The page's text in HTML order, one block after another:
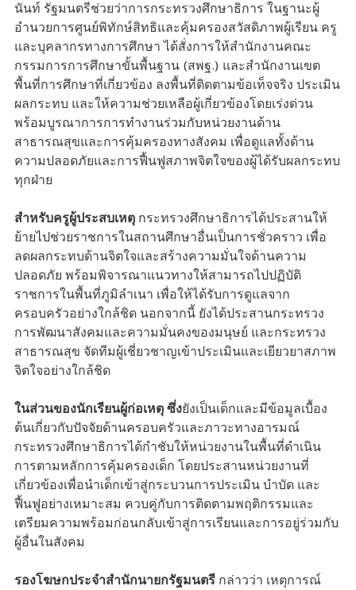
นันท์ รัฐมนตรีช่วยว่าการกระทรวงศึกษาธิการ ในฐานะผู้
อำนวยการศูนย์พิทักษ์สิทธิและคุ้มครองสวัสดิภาพผู้เรียน ครู
และบุคลากรทางการศึกษา ได้สั่งการให้สำนักงานคณะ
กรรมการการศึกษาขั้นพื้นฐาน (สพฐ.) และสำนักงานเขต
พื้นที่การศึกษาที่เกี่ยวข้อง ลงพื้นที่ติดตามข้อเท็จจริง ประเมิน
ผลกระทบ และให้ความช่วยเหลือผู้เกี่ยวข้องโดยเร่งด่วน
พร้อมบูรณาการการทำงานร่วมกับหน่วยงานด้าน
สาธารณสุขและการคุ้มครองทางสังคม เพื่อดูแลทั้งด้าน
ความปลอดภัยและการฟื้นฟูสภาพจิตใจของผู้ได้รับผลกระทบ
ทุกฝ่าย
สำหรับครูผู้ประสบเหตุ กระทรวงศึกษาธิการได้ประสานให้
ย้ายไปช่วยราชการในสถานศึกษาอื่นเป็นการชั่วคราว เพื่อ
ลดผลกระทบด้านจิตใจและสร้างความมั่นใจด้านความ
ปลอดภัย พร้อมพิจารณาแนวทางให้สามารถไปปฏิบัติ
ราชการในพื้นที่ภูมิลำเนา เพื่อให้ได้รับการดูแลจาก
ครอบครัวอย่างใกล้ชิด นอกจากนี้ ยังได้ประสานกระทรวง
การพัฒนาสังคมและความมั่นคงของมนุษย์ และกระทรวง
สาธารณสุข จัดทีมผู้เชี่ยวชาญเข้าประเมินและเยียวยาสภาพ
จิตใจอย่างใกล้ชิด
ในส่วนของนักเรียนผู้ก่อเหตุ ซึ่งยังเป็นเด็กและมีข้อมูลเบื้อง
ต้นเกี่ยวกับปัจจัยด้านครอบครัวและภาวะทางอารมณ์
กระทรวงศึกษาธิการได้กำชับให้หน่วยงานในพื้นที่ดำเนิน
การตามหลักการคุ้มครองเด็ก โดยประสานหน่วยงานที่
เกี่ยวข้องเพื่อนำเด็กเข้าสู่กระบวนการประเมิน บำบัด และ
ฟื้นฟูอย่างเหมาะสม ควบคู่กับการติดตามพฤติกรรมและ
เตรียมความพร้อมก่อนกลับเข้าสู่การเรียนและการอยู่ร่วมกับ
ผู้อื่นในสังคม
รองโฆษกประจำสำนักนายกรัฐมนตรี กล่าวว่า เหตุการณ์